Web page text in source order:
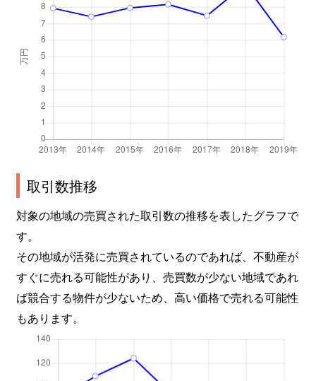
取引数推移
対象の地域の売買された取引数の推移を表したグラフで
す。
その地域が活発に売買されているのであれば、不動産が
すぐに売れる可能性があり、売買数が少ない地域であれ
ば競合する物件が少ないため、高い価格で売れる可能性
もあります。